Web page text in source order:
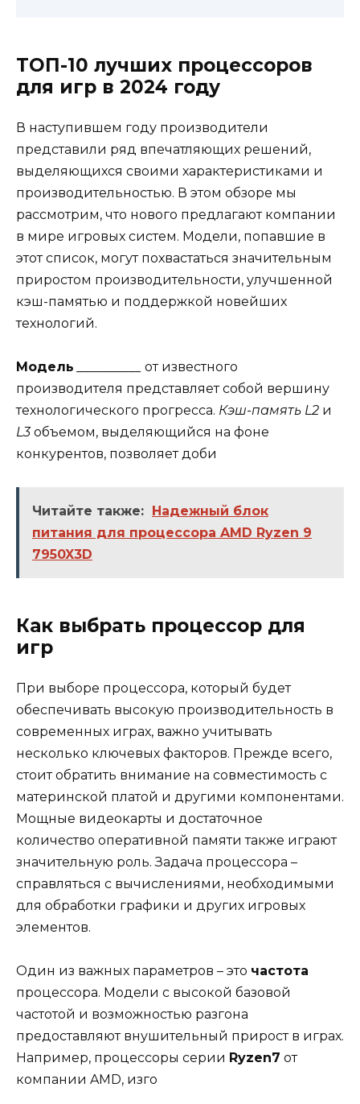
ТОП-10 лучших процессоров
для игр в 2024 году
В наступившем году производители
представили ряд впечатляющих решений,
выделяющихся своими характеристиками и
производительностью. В этом обзоре мы
рассмотрим, что нового предлагают компании
в мире игровых систем. Модели, попавшие в
этот список, могут похвастаться значительным
приростом производительности, улучшенной
кэш-памятью и поддержкой новейших
технологий.
Модель
от известного
производителя представляет собой вершину
технологического прогресса. Кэш-память L2 и
L3объемом, выделяющийся на фоне
конкурентов, позволяет доби
Читайте также: Надежный блок
питания для процессора AMD Ryzen 9
7950X3D
Как выбрать процессор для
игр
При выборе процессора, который будет
обеспечивать высокую производительность в
современных играх, важно учитывать
несколько ключевых факторов. Прежде всего,
стоит обратить внимание на совместимость с
материнской платой и другими компонентами.
Мощные видеокарты и достаточное
количество оперативной памяти также играют
значительную роль. Задача процессора –
справляться с вычислениями, необходимыми
для обработки графики и других игровых
элементов.
Один из важных параметров – это частота
процессора. Модели с высокой базовой
частотой и возможностью разгона
предоставляют внушительный прирост в играх.
Например, процессоры серии Ryzen7 от
компании AMD, изго